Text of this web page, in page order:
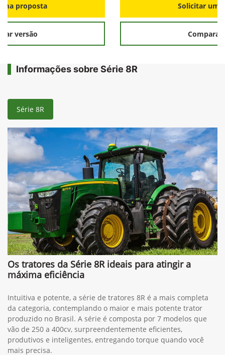
proposta
versão
Solicitar
Comparar
Informações sobre Série 8R
Série 8R
Os tratores da Série 8R ideais para atingir a
máxima eficiência
Intuitiva e potente, a série de tratores 8R é a mais completa
da categoria, contemplando o maior e mais potente trator
produzido no Brasil. A série é composta por 7 modelos que
vão de 250 a 400cv, surpreendentemente eficientes,
produtivos e inteligentes, entregando torque quando você
mais precisa.